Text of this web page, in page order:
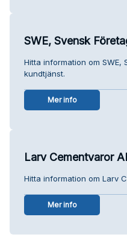
SWE, Svensk
Hitta information om SWE,
kundtjänst.
Mer info
Larv Cementvaror
Hitta information om Larv
Mer info